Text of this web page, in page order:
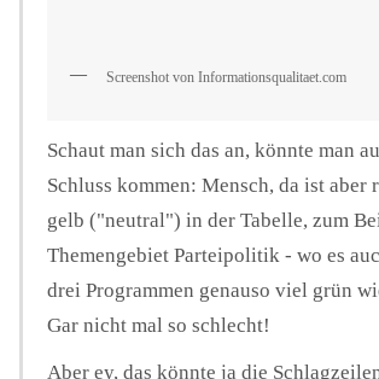
Screenshot von Informationsqualitaet.com
Schaut man sich das an, könnte man
Schluss kommen: Mensch, da ist
gelb ("neutral") in der Tabelle, zum
Themengebiet Parteipolitik - wo es
drei Programmen genauso viel grün
Gar nicht mal so schlecht!
Aber ey, das könnte ja die